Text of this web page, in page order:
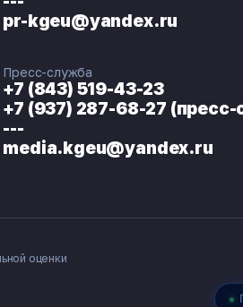
pr-kgeu@yandex.ru
Пресс-служба
+7 (843) 519-43-23
+7 (937) 287-68-27
---
media.kgeu@yandex.ru
оценки